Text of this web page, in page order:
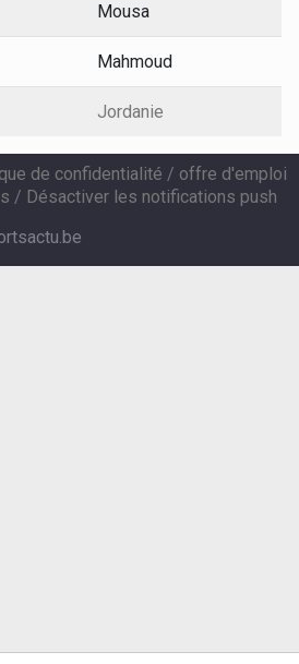
Mousa
Mahmoud
Jordanie
de confidentialité / offre d'emploi
/ Désactiver les notifications push